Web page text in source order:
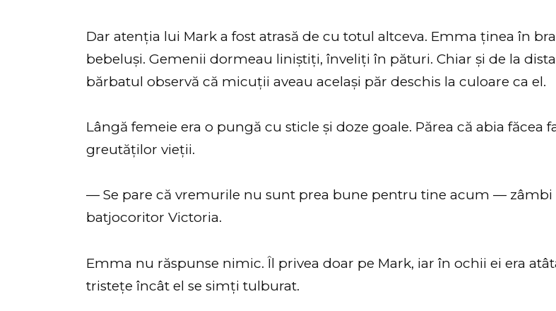
Dar atenția lui Mark a fost atrasă de cu totul altceva. Emma ținea în
bebeluși. Gemenii dormeau liniștiți, înveliți în pături. Chiar și de la
bărbatul observă că micuții aveau același păr deschis la culoare ca el.
Lângă femeie era o pungă cu sticle și doze goale. Părea că abia făcea
greutăților vieții.
— Se pare că vremurile nu sunt prea bune pentru tine acum — zâmbi
batjocoritor Victoria.
Emma nu răspunse nimic. Îl privea doar pe Mark, iar în ochii ei era
tristețe încât el se simți tulburat.